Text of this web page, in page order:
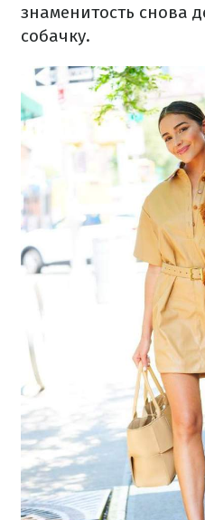
знаменитость снова
собачку.